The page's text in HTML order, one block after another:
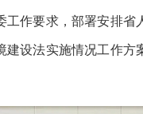
工作要求，部署安排
设法实施情况工作